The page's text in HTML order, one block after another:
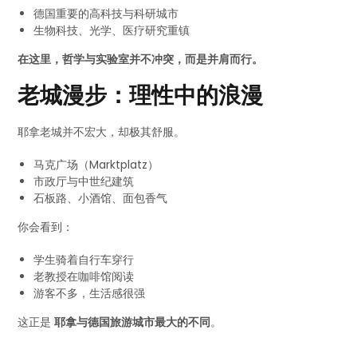
德国重要的高科技与科研城市
生物科技、光学、医疗研究重镇
在这里，哲学与实验室并不冲突，而是并肩而行。
老城漫步：理性中的浪漫
耶拿老城并不宏大，却极其舒服。
马克广场（Marktplatz）
市政厅与中世纪建筑
石板路、小酒馆、面包香气
你会看到：
学生骑着自行车穿行
老教授在咖啡馆阅读
游客不多，生活感很强
这正是耶拿与德国旅游城市最大的不同。